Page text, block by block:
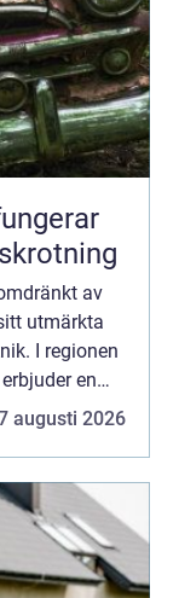
av
utmärkta
I regionen
en
augusti 2026